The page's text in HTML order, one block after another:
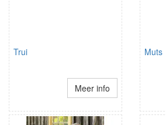
Trui
Meer info
Muts